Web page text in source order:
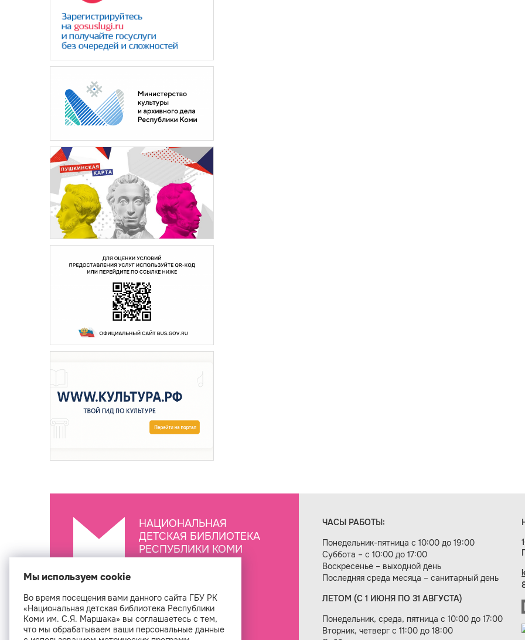
НАЦИОНАЛЬНАЯ
ДЕТСКАЯ БИБЛИОТЕКА
РЕСПУБЛИКИ КОМИ
ЧАСЫ РАБОТЫ:
Понедельник-пятница с 10:00 до 19:00
Суббота – с 10:00 до 17:00
Воскресенье – выходной день
Последняя среда месяца – санитарный день
ЛЕТОМ (С 1 ИЮНЯ ПО 31 АВГУСТА)
Понедельник, среда, пятница с 10:00 до 17:00
Вторник, четверг с 11:00 до 18:00
Создание сайта — веб-студия «Цифровой век»
Мы используем cookie
Во время посещения вами данного сайта ГБУ РК
«Национальная детская библиотека Республики
Коми им. С.Я. Маршака» вы соглашаетесь с тем,
что мы обрабатываем ваши персональные данные